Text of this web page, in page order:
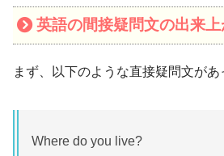
英語の間接疑問文の出来
まず、以下のような直接疑問文があ
Where do you live?